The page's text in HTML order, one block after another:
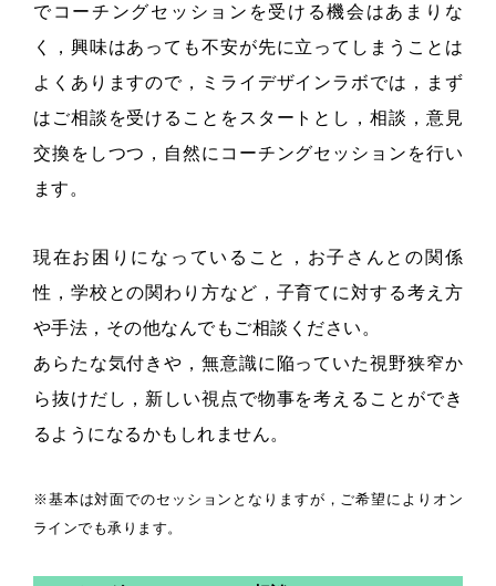
でコーチングセッションを受ける機会はあまりな
く，興味はあっても不安が先に立ってしまうことは
よくありますので，ミライデザインラボでは，まず
はご相談を受けることをスタートとし，相談，意見
交換をしつつ，自然にコーチングセッションを行い
ます。
現在お困りになっていること，お子さんとの関係
性，学校との関わり方など，子育てに対する考え方
や手法，その他なんでもご相談ください。
あらたな気付きや，無意識に陥っていた視野狭窄か
ら抜けだし，新しい視点で物事を考えることができ
るようになるかもしれません。
※基本は対面でのセッションとなりますが，ご希望によりオン
ラインでも承ります。